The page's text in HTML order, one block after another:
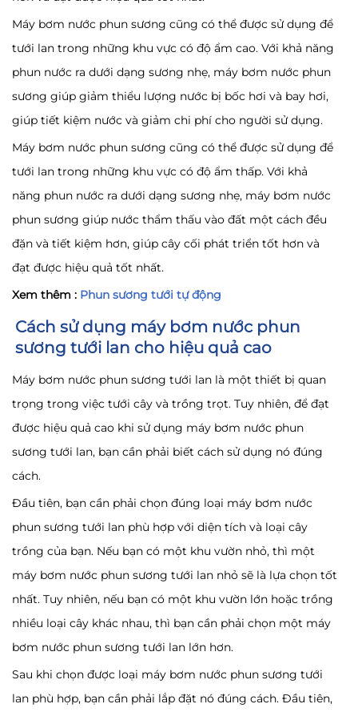
Máy bơm nước phun sương cũng có thể được sử dụng để
tưới lan trong những khu vực có độ ẩm cao. Với khả năng
phun nước ra dưới dạng sương nhẹ, máy bơm nước phun
sương giúp giảm thiểu lượng nước bị bốc hơi và bay hơi,
giúp tiết kiệm nước và giảm chi phí cho người sử dụng.
Máy bơm nước phun sương cũng có thể được sử dụng để
tưới lan trong những khu vực có độ ẩm thấp. Với khả
năng phun nước ra dưới dạng sương nhẹ, máy bơm nước
phun sương giúp nước thẩm thấu vào đất một cách đều
đặn và tiết kiệm hơn, giúp cây cối phát triển tốt hơn và
đạt được hiệu quả tốt nhất.
Xem thêm : Phun sương tưới tự động
Cách sử dụng máy bơm nước phun
sương tưới lan cho hiệu quả cao
Máy bơm nước phun sương tưới lan là một thiết bị quan
trọng trong việc tưới cây và trồng trọt. Tuy nhiên, để đạt
được hiệu quả cao khi sử dụng máy bơm nước phun
sương tưới lan, bạn cần phải biết cách sử dụng nó đúng
cách.
Đầu tiên, bạn cần phải chọn đúng loại máy bơm nước
phun sương tưới lan phù hợp với diện tích và loại cây
trồng của bạn. Nếu bạn có một khu vườn nhỏ, thì một
máy bơm nước phun sương tưới lan nhỏ sẽ là lựa chọn tốt
nhất. Tuy nhiên, nếu bạn có một khu vườn lớn hoặc trồng
nhiều loại cây khác nhau, thì bạn cần phải chọn một máy
bơm nước phun sương tưới lan lớn hơn.
Sau khi chọn được loại máy bơm nước phun sương tưới
lan phù hợp, bạn cần phải lắp đặt nó đúng cách. Đầu tiên,